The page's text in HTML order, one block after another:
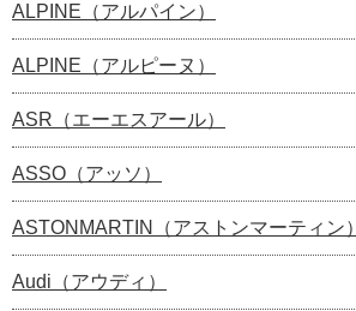
ALPINE（アルパイン）
ALPINE（アルピーヌ）
ASR（エーエスアール）
ASSO（アッソ）
ASTONMARTIN（アストンマーティン）
Audi（アウディ）